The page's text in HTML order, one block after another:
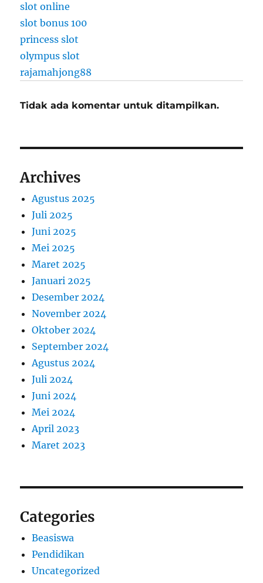
slot online
slot bonus 100
princess slot
olympus slot
rajamahjong88
Tidak ada komentar untuk ditampilkan.
Archives
Agustus 2025
Juli 2025
Juni 2025
Mei 2025
Maret 2025
Januari 2025
Desember 2024
November 2024
Oktober 2024
September 2024
Agustus 2024
Juli 2024
Juni 2024
Mei 2024
April 2023
Maret 2023
Categories
Beasiswa
Pendidikan
Uncategorized